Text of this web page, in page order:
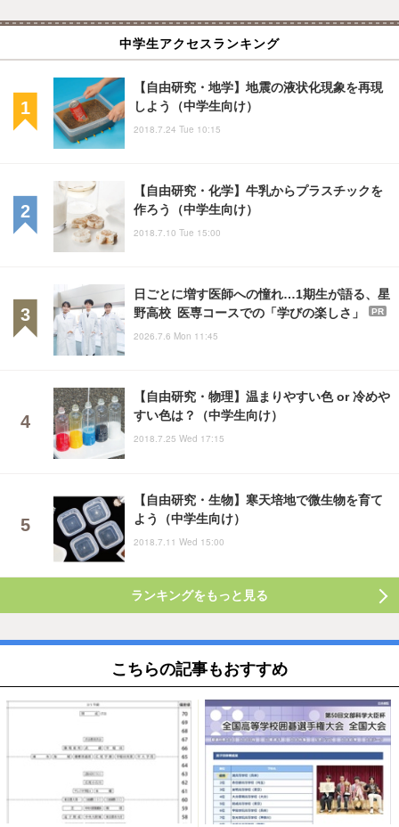
中学生アクセスランキング
【自由研究・地学】地震の液状化現象を再現
しよう（中学生向け）
2018.7.24 Tue 10:15
【自由研究・化学】牛乳からプラスチックを
作ろう（中学生向け）
2018.7.10 Tue 15:00
日ごとに増す医師への憧れ…1期生が語る、星
野高校 医専コースでの「学びの楽しさ」
PR
2026.7.6 Mon 11:45
【自由研究・物理】温まりやすい色 or 冷めや
すい色は？（中学生向け）
2018.7.25 Wed 17:15
【自由研究・生物】寒天培地で微生物を育て
よう（中学生向け）
2018.7.11 Wed 15:00
ランキングをもっと見る
こちらの記事もおすすめ